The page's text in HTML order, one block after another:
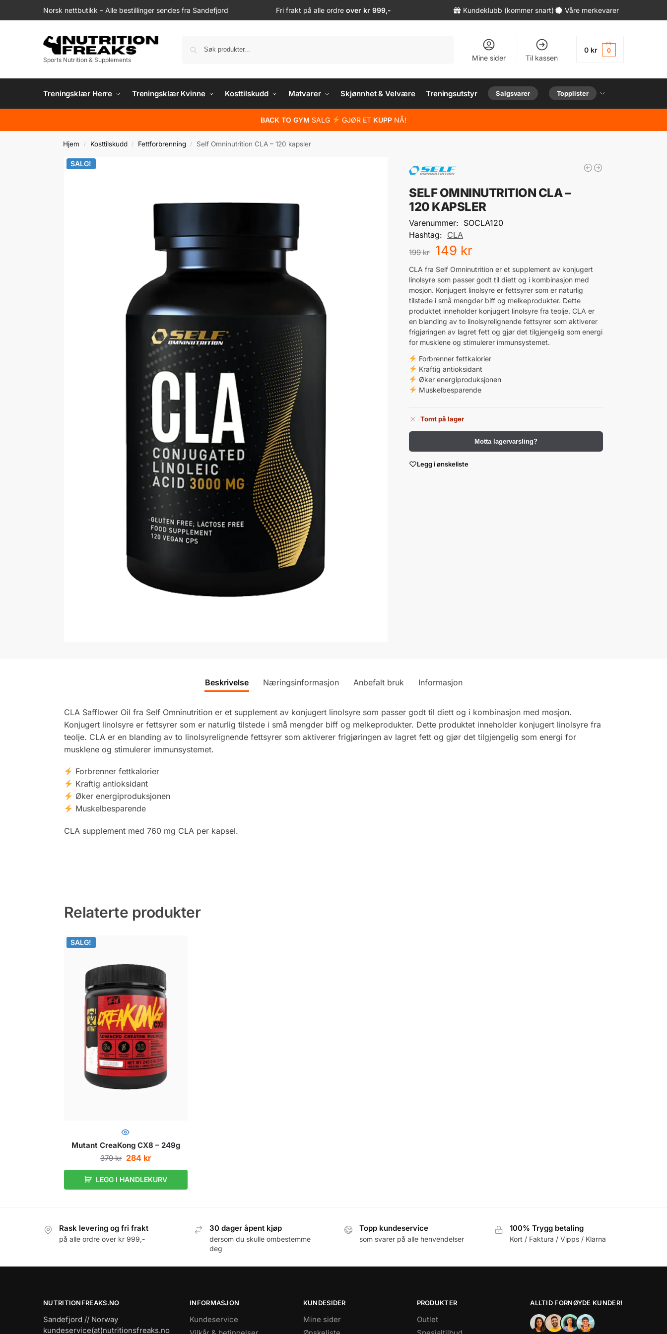
Norsk nettbutikk – Alle bestillinger sendes fra Sandefjord Fri frakt på alle ordre over kr 999,- Kundeklubb (kommer snart) Våre merkevarer
Sports Nutrition & Supplements Mine sider Til kassen
0 kr 0
Treningsklær Herre Treningsklær Kvinne Kosttilskudd Matvarer Skjønnhet & Velvære Treningsutstyr Salgsvarer Topplister
BACK TO GYM SALG GJØR ETKUPP NÅ!
Hjem / Kosttilskudd / Fettforbrenning / Self Omninutrition CLA – 120 kapsler
SALG!
SELF OMNINUTRITION CLA –
120 KAPSLER
Varenummer: SOCLA120
Hashtag: CLA
199kr 149 kr
CLA fra Self Omninutrition er et supplement av konjugert
linolsyre som passer godt til diett og i kombinasjon med
mosjon. Konjugert linolsyre er fettsyrer som er naturlig
tilstede i små mengder biff og melkeprodukter. Dette
produktet inneholder konjugert linolsyre fra teolje. CLA er
en blanding av to linolsyrelignende fettsyrer som aktiverer
frigjøringen av lagret fett og gjør det tilgjengelig som energi
for musklene og stimulerer immunsystemet.
Forbrenner fettkalorier
Kraftig antioksidant
Øker energiproduksjonen
Muskelbesparende
Tomt på lager
Motta lagervarsling?
Legg i ønskeliste
Beskrivelse Næringsinformasjon Anbefalt bruk Informasjon
CLA Safflower Oil fra Self Omninutrition er et supplement av konjugert linolsyre som passer godt til diett og i kombinasjon med mosjon.
Konjugert linolsyre er fettsyrer som er naturlig tilstede i små mengder biff og melkeprodukter. Dette produktet inneholder konjugert linolsyre fra
teolje. CLA er en blanding av to linolsyrelignende fettsyrer som aktiverer frigjøringen av lagret fett og gjør det tilgjengelig som energi for
musklene og stimulerer immunsystemet.
Forbrenner fettkalorier
Kraftig antioksidant
Øker energiproduksjonen
Muskelbesparende
CLA supplement med 760 mg CLA per kapsel.
Relaterte produkter
SALG!
SALG!
Mutant CreaKong CX8 – 249g
379kr 284 kr
LEGG I HANDLEKURV
Rask levering og fri frakt
på alle ordre over kr 999,-
30 dager åpent kjøp
dersom du skulle ombestemme
deg
Topp kundeservice
som svarer på alle henvendelser
100% Trygg betaling
Kort / Faktura / Vipps / Klarna
NUTRITIONFREAKS.NO
Sandefjord // Norway
kundeservice(at)nutritionsfreaks.no
INFORMASJON
Kundeservice
KUNDESIDER
Mine sider
PRODUKTER
Outlet
ALLTID FORNØYDE KUNDER!